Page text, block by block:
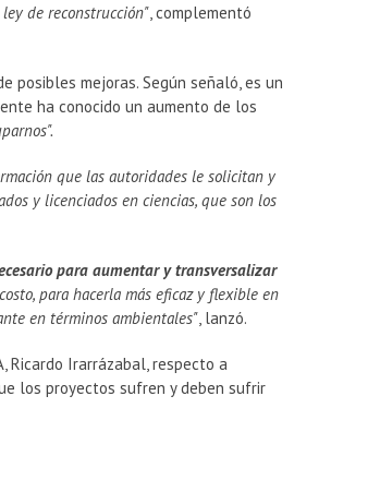
de reconstrucción", complementó
posibles mejoras. Según señaló, es un
ha conocido un aumento de los
que las autoridades le solicitan y
y licenciados en ciencias, que son los
para aumentar y transversalizar
para hacerla más eficaz y flexible en
en términos ambientales", lanzó.
Ricardo Irarrázabal, respecto a
los proyectos sufren y deben sufrir